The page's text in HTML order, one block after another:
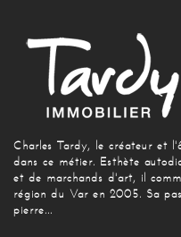
Charles Tardy, le créateur et
dans ce métier. Esthète
et de marchands d'art, il
région du Var en 2005. Sa
pierre...